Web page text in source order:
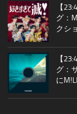
【
グ：
クシ
【
グ：
に